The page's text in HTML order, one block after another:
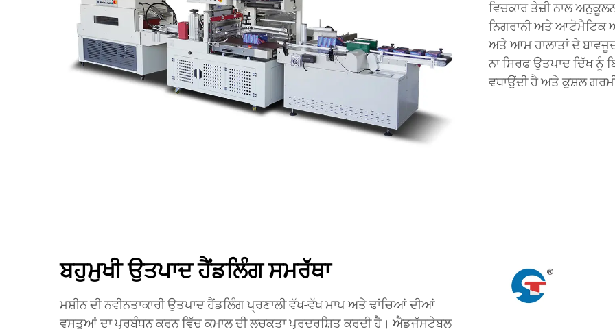
ਵਿਚਕਾਰ ਤੇਜ਼ੀ ਨਾਲ
ਨਿਗਰਾਨੀ ਅਤੇ ਆਟੋਮੈਟਿਕ
ਅਤੇ ਆਮ ਹਾਲਾਤਾਂ ਦੇ
ਨਾ ਸਿਰਫ ਉਤਪਾਦ ਦਿੱਖ ਨੂੰ
ਵਧਾਉਂਦੀ ਹੈ ਅਤੇ ਕੁਸ਼ਲ
ਬਹੁਮੁਖੀ ਉਤਪਾਦ ਹੈਂਡਲਿੰਗ ਸਮਰੱਥਾ
ਮਸ਼ੀਨ ਦੀ ਨਵੀਨਤਾਕਾਰੀ ਉਤਪਾਦ ਹੈਂਡਲਿੰਗ ਪ੍ਰਣਾਲੀ ਵੱਖ-ਵੱਖ ਮਾਪ ਅਤੇ ਢਾਂਚਿਆਂ ਦੀਆਂ
ਵਸਤੂਆਂ ਦਾ ਪ੍ਰਬੰਧਨ ਕਰਨ ਵਿੱਚ ਕਮਾਲ ਦੀ ਲਚਕਤਾ ਪ੍ਰਦਰਸ਼ਿਤ ਕਰਦੀ ਹੈ। ਐਡਜੱਸਟੇਬਲ